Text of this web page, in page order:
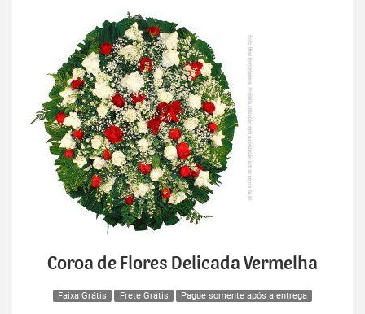
Coroa de Flores Delicada Vermelha
Faixa Grátis Frete Grátis Pague somente após a entrega